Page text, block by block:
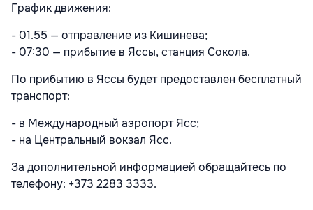
График движения:
- 01.55 — отправление из Кишинева;
- 07:30 — прибытие в Яссы, станция Сокола.
По прибытию в Яссы будет предоставлен бесплатный
транспорт:
- в Международный аэропорт Ясс;
- на Центральный вокзал Ясс.
За дополнительной информацией обращайтесь по
телефону: +373 2283 3333.